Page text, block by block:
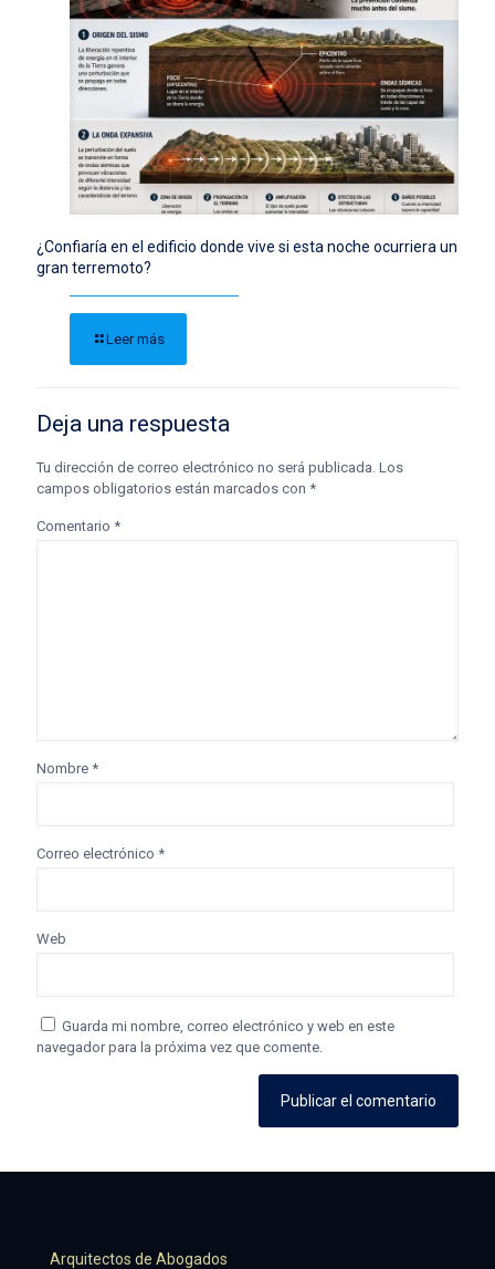
¿Confiaría en el edificio donde vive si esta noche ocurriera un
gran terremoto?
Leer más
Deja una respuesta
Tu dirección de correo electrónico no será publicada. Los
campos obligatorios están marcados con *
Comentario *
Nombre *
Correo electrónico *
Web
Guarda mi nombre, correo electrónico y web en este
navegador para la próxima vez que comente.
Arquitectos de Abogados